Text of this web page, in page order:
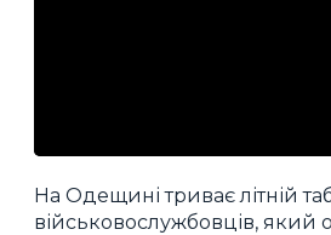
На Одещині триває літній
військовослужбовців, який